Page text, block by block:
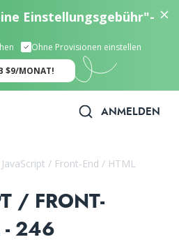
Einstellungsgebühr"-
Ohne Provisionen einstellen
$9/MONAT!
ANMELDEN
JavaScript / Front-End / HTML
/ FRONT-
- 246